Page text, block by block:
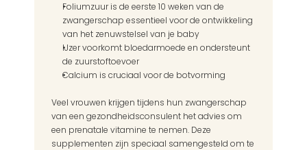
Foliumzuur is de eerste 10 weken van de
zwangerschap essentieel voor de ontwikkeling
van het zenuwstelsel van je baby
IJzer voorkomt bloedarmoede en ondersteunt
de zuurstoftoevoer
Calcium is cruciaal voor de botvorming
Veel vrouwen krijgen tijdens hun zwangerschap
van een gezondheidsconsulent het advies om
een prenatale vitamine te nemen. Deze
supplementen zijn speciaal samengesteld om te